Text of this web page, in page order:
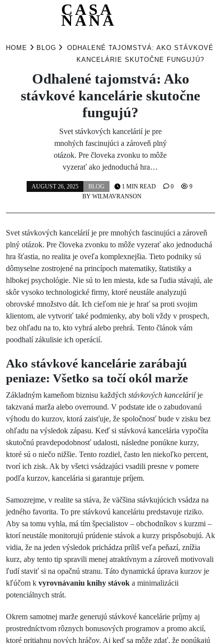
CASA
NANA
HOME BLOG
ODHALENÉ TAJOMSTVÁ: AKO STÁVKOVÉ
KANCELÁRIE SKUTOČNE FUNGUJÚ?
Odhalené tajomstvá: Ako
stávkové kancelárie skutočne
fungujú?
Svet stávkových kancelárií je pre
mnohých fascinujúci a zároveň plný
otázok. Pre človeka zvonku to môže
vyzerať ako jednoduchá hra…
AUGUST 26, 2025
BLOG
BY WILMAVRANSON
1 MIN READ 0 9
Svet stávkových kancelárií je pre mnohých fascinujúci a zároveň
plný otázok. Pre človeka zvonku to môže vyzerať ako jednoduchá
hra šťastia, no realita je oveľa komplexnejšia. Tieto podniky sú
dômyselne zostrojené na princípoch matematiky, štatistiky a
hlbokej psychológie. Nie sú to len miesta, kde sa ľudia stávajú, ale
skôr vysoko technologické firmy, ktoré neustále analyzujú
obrovské množstvo dát. Ich cieľom nie je hrať sa proti svojim
klientom, ale vytvoriť také podmienky, aby boli vždy v prospech,
bez ohľadu na to, kto vyhrá alebo prehrá. Tento článok vám
poodhalí zákulisie ich operácií.
Ako stávkové kancelárie zarábajú
peniaze: Všetko sa točí okól marže
Základným kameňom biznisu každých stávkových kanceláriíje
takzvaná marža alebo overround. V podstate ide o zabudovanú
výhodu do kurzov, ktorá zaisťuje, že spoločnosť bude v zisku bez
ohľadu na výsledok zápasu. Keď si stávková kancelária vypočíta
skutočnú pravdepodobnosť udalosti, následne ponúkne kurzy,
ktoré sú o niečo nižšie. Tento rozdiel, často len niekoľko percent,
tvorí ich zisk. Ak by všetci vsádzajúci vsadili presne v pomere
podľa kurzov, kancelária si garantuje príjem.
Samozrejme, v realite sa stáva, že väčšina stávkujúcich vsádza na
jedného favorita. To pre stávkovú kanceláriu predstavuje riziko.
Aby sa tomu vyhla, má tím špecialistov – obchodníkov s kurzmi –
ktorí neustále monitorujú prúdenie stávok a kurzy prispôsobujú. Ak
vidia, že na jeden výsledok prichádza príliš veľa peňazí, znížia
kurz, aby tento tip spravili menej atraktívnym a zároveň motivovali
ľudí staviť si na opačnú stranu. Táto dynamická úprava kurzov je
kľúčom k vyrovnávaniu knihy stávok a minimalizácii
potenciálnych strát.
Okrem samotnej marže generujú stávkové kancelárie príjmy aj
prostredníctvom rôznych bonusových programov a promo akcií,
ktoré pritiahnu nových hráčov. Aj keď sa môže zdať, že ponúkajú